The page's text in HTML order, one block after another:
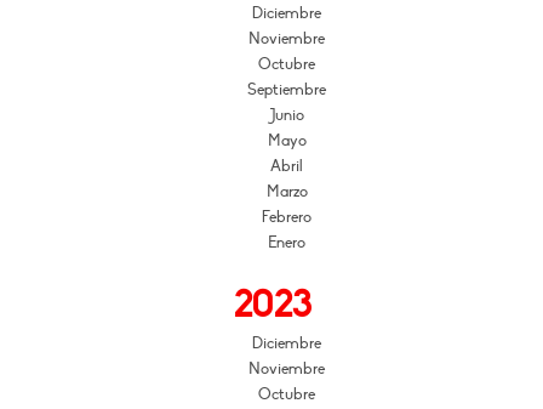
Diciembre
Noviembre
Octubre
Septiembre
Junio
Mayo
Abril
Marzo
Febrero
Enero
2023
Diciembre
Noviembre
Octubre